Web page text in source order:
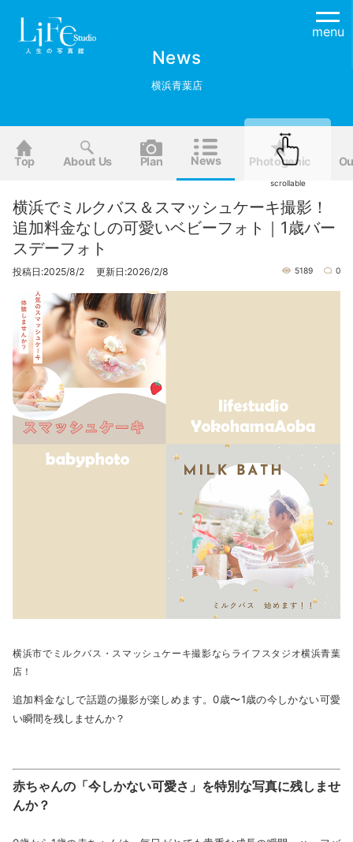
menu
News
横浜青葉店
Top About Us Plan News Photogenic
横浜でミルクバス＆スマッシュケーキ撮影！
追加料金なしの可愛いベビーフォト｜1歳バー
スデーフォト
投稿日:2025/8/2 更新日:2026/2/8 5189 0
横浜市でミルクバス・スマッシュケーキ撮影ならライフスタジオ横浜青葉
店！
追加料金なしで話題の撮影が楽しめます。0歳〜1歳の今しかない可愛
い瞬間を残しませんか？
赤ちゃんの「今しかない可愛さ」を特別な写真に残しませ
んか？